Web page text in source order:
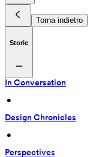
Torna indietro
Storie
In Conversation
•
Design Chronicles
•
Perspectives